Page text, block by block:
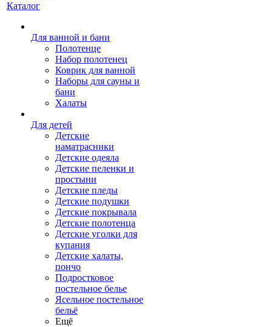
Каталог
Для ванной и бани
Полотенце
Набор полотенец
Коврик для ванной
Наборы для сауны и
бани
Халаты
Для детей
Детские
наматрасники
Детские одеяла
Детские пеленки и
простыни
Детские пледы
Детские подушки
Детские покрывала
Детские полотенца
Детские уголки для
купания
Детские халаты,
пончо
Подростковое
постельное белье
Ясельное постельное
бельё
Ещё